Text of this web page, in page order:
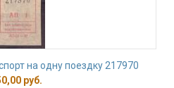
на одну поездку 217970
руб.